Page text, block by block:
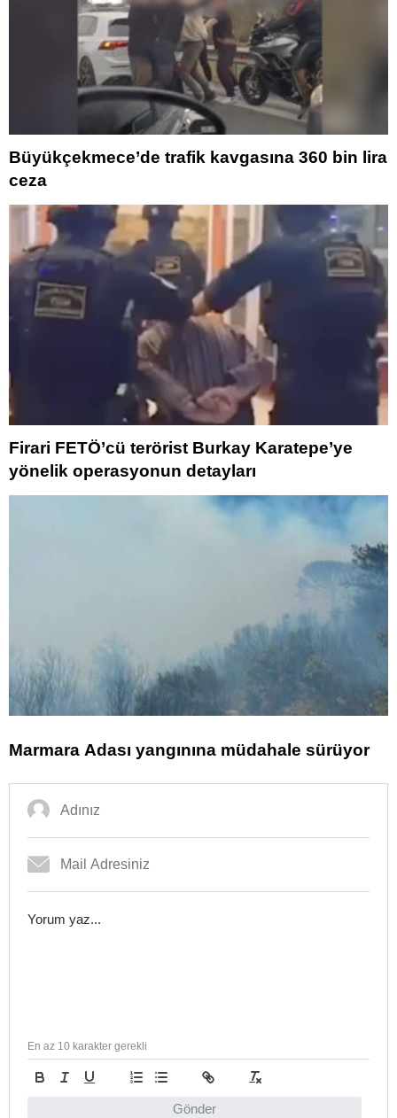
Büyükçekmece’de trafik kavgasına 360 bin lira
ceza
Firari FETÖ’cü terörist Burkay Karatepe’ye
yönelik operasyonun detayları
Marmara Adası yangınına müdahale sürüyor
Gönder
En az 10 karakter gerekli